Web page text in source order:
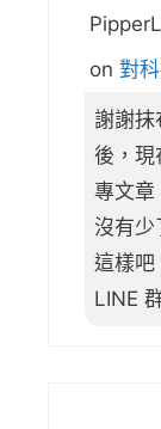
PipperL
on 對
謝謝
後，
專文章
沒有少
這樣吧
LINE